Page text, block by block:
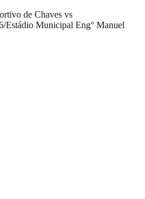
de Chaves vs
/Estádio Municipal Eng° Manuel